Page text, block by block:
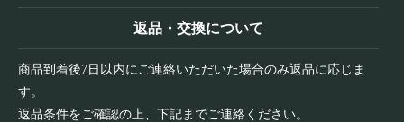
返品・交換について
商品到着後7日以内にご連絡いただいた場合のみ返品に応じま
す。
返品条件をご確認の上、下記までご連絡ください。